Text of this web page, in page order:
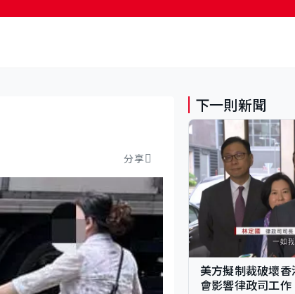
分享
下一則新聞
美方擬制裁破壞
會影響律政司工作